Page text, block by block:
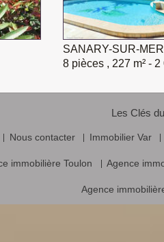
SANARY-SUR-MER
8 pièces , 227 m² - 2
Les Clés
Nous contacter Immobilier Var
immobilière Toulon Agence
Agence